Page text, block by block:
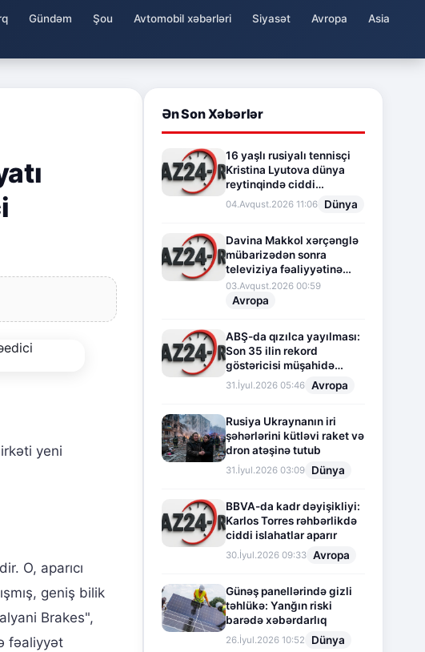
Gündəm Şou Avtomobil xəbərləri Siyasət Avropa
Asia
yeni
O, aparıcı
geniş bilik
Brakes",
fəaliyyət
Ən Son Xəbərlər
16 yaşlı rusiyalı tennisçi
Kristina Lyutova dünya
reytinqində ciddi
irəliləyişə imza atdı
04.Avqust.2026 11:06 Dünya
Davina Makkol xərçənglə
mübarizədən sonra
televiziya fəaliyyətinə
fasilə verir
03.Avqust.2026 00:59
Avropa
ABŞ-da qızılca yayılması:
Son 35 ilin rekord
göstəricisi müşahidə
olunur
31.İyul.2026 05:46 Avropa
Rusiya Ukraynanın iri
şəhərlərini kütləvi raket və
dron atəşinə tutub
31.İyul.2026 03:09 Dünya
BBVA-da kadr dəyişikliyi:
Karlos Torres rəhbərlikdə
ciddi islahatlar aparır
30.İyul.2026 09:33 Avropa
Günəş panellərində gizli
təhlükə: Yanğın riski
barədə xəbərdarlıq
26.İyul.2026 10:52 Dünya